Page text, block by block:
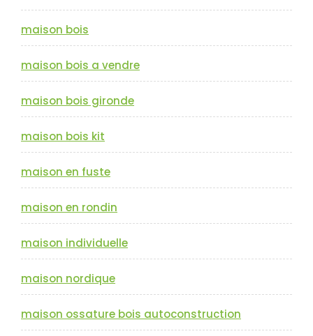
maison bois
maison bois a vendre
maison bois gironde
maison bois kit
maison en fuste
maison en rondin
maison individuelle
maison nordique
maison ossature bois autoconstruction